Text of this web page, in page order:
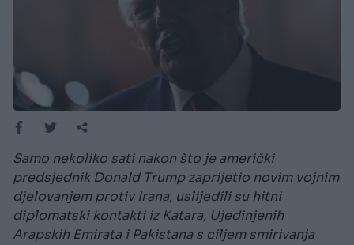
Samo nekoliko sati nakon što je američki
predsjednik Donald Trump zaprijetio novim vojnim
djelovanjem protiv Irana, uslijedili su hitni
diplomatski kontakti iz Katara, Ujedinjenih
Arapskih Emirata i Pakistana s ciljem smirivanja